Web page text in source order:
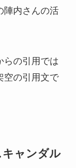
陣内さんの活
の引用では
空の引用文で
キャンダル